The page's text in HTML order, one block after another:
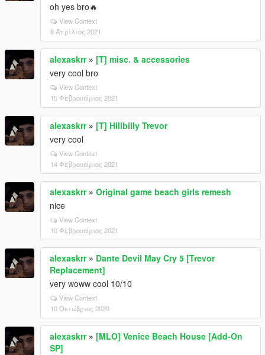
oh yes bro🔥
View Context
8 Απρίλιος 2021
alexaskrr» [T] misc. & accessories
very cool bro
View Context
15 Φεβρουάριος 2021
alexaskrr» [T] Hillbilly Trevor
very cool
View Context
14 Φεβρουάριος 2021
alexaskrr» Original game beach girls remesh
nice
View Context
10 Φεβρουάριος 2021
alexaskrr» Dante Devil May Cry 5 [Trevor
Replacement]
very woww cool 10/10
View Context
10 Οκτώβριος 2020
alexaskrr» [MLO] Venice Beach House [Add-On
SP]